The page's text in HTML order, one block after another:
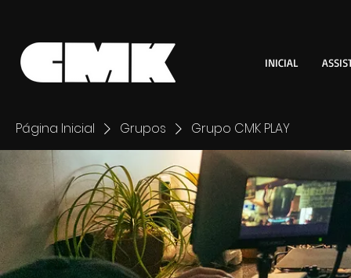
INICIAL
Página Inicial Grupos Grupo CMK PLAY